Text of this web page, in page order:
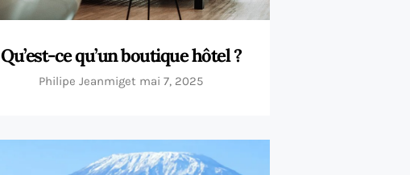
Qu’est-ce qu’un boutique hôtel ?
Philipe Jeanmiget mai 7, 2025